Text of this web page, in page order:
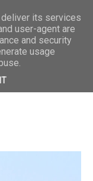
its services
user-agent are
and security
usage